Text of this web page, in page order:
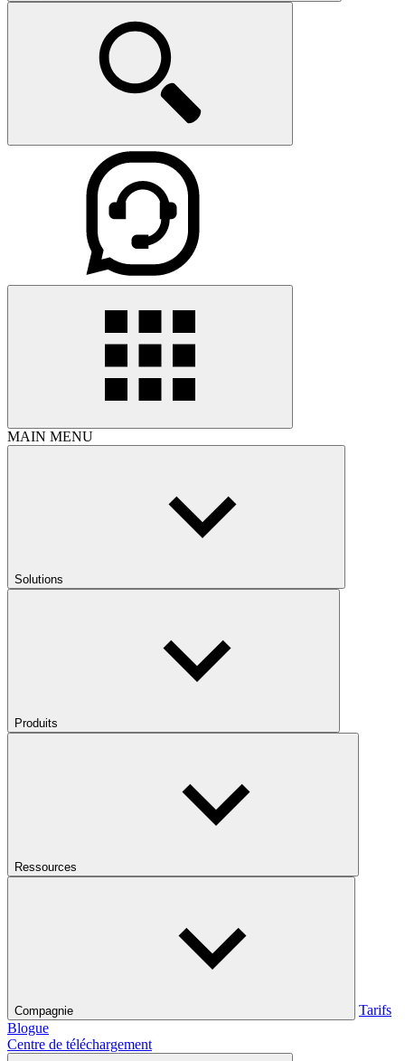
MAIN MENU
Solutions
Produits
Ressources
Compagnie
Tarifs
Blogue
Centre de téléchargement